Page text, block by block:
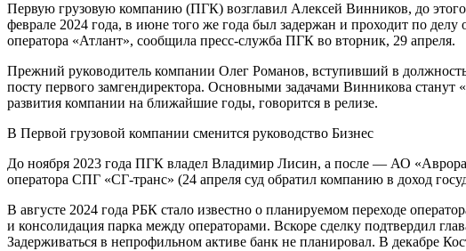
Первую грузовую компанию (ПГК) возглавил Алексей Винников, до
феврале 2024 года, в июне того же года был задержан и проходит по
оператора «Атлант», сообщила пресс-служба ПГК во вторник, 29 апреля.
Прежний руководитель компании Олег Романов, вступивший в должность
посту первого замгендиректора. Основными задачами Винникова
развития компании на ближайшие годы, говорится в релизе.
В Первой грузовой компании сменится руководство Бизнес
До ноября 2023 года ПГК владел Владимир Лисин, а после — АО
оператора СПГ «СГ-транс» (24 апреля суд обратил компанию в доход
В августе 2024 года РБК стало известно о планируемом переходе
и консолидация парка между операторами. Вскоре сделку подтвердил
Задерживаться в непрофильном активе банк не планировал. В декабре